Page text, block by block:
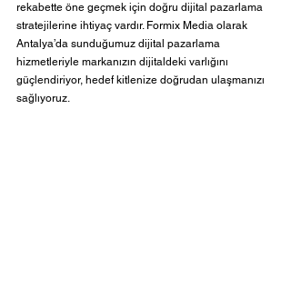
rekabette öne geçmek için doğru dijital pazarlama
stratejilerine ihtiyaç vardır. Formix Media olarak
Antalya’da sunduğumuz dijital pazarlama
hizmetleriyle markanızın dijitaldeki varlığını
güçlendiriyor, hedef kitlenize doğrudan ulaşmanızı
sağlıyoruz.